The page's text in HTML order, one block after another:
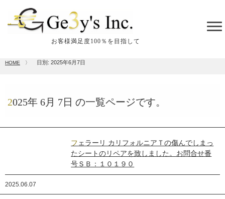
お客様満足度100％を目指して
HOME 〉 日別: 2025年6月7日
2025年 6月 7日 の一覧ページです。
フェラーリ カリフォルニアＴの傷んでしまっ
たシートのリペアを致しました。お問合せ番
号ＳＢ：１０１９０
2025.06.07